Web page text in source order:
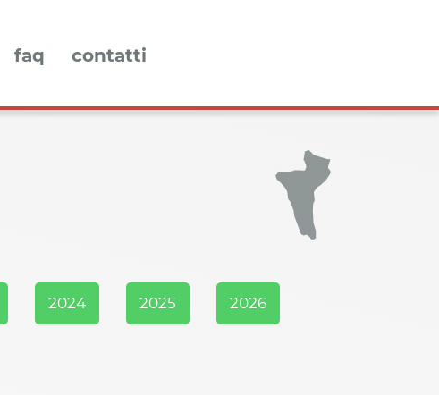
faq contatti
2024 2025 2026